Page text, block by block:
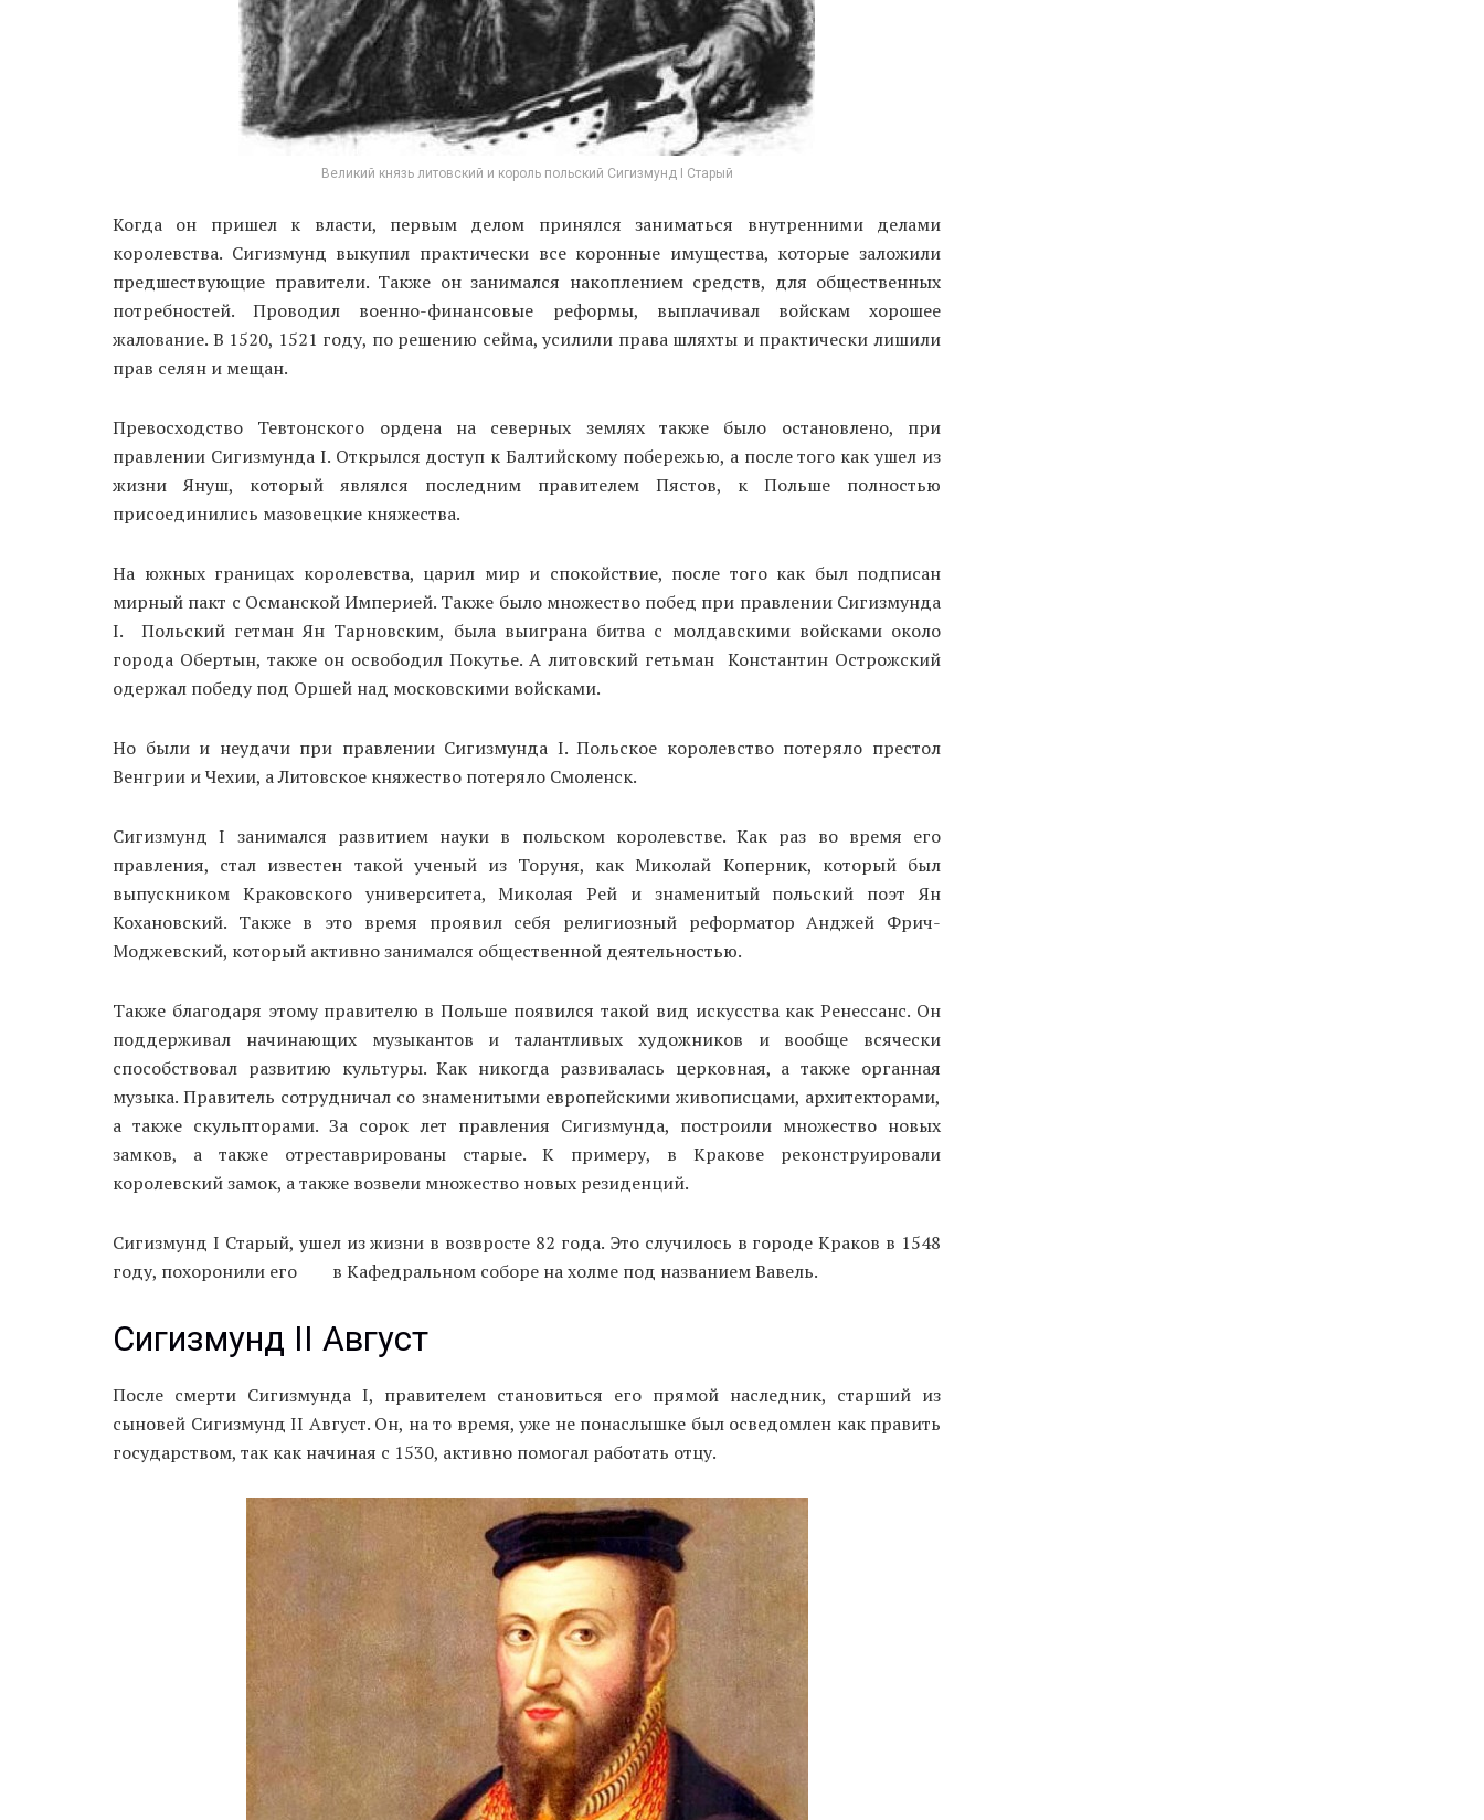
Великий князь литовский и король польский Сигизмунд I Старый
Когда он пришел к власти, первым делом принялся заниматься внутренними делами
королевства. Сигизмунд выкупил практически все коронные имущества, которые заложили
предшествующие правители. Также он занимался накоплением средств, для общественных
потребностей. Проводил военно-финансовые реформы, выплачивал войскам хорошее
жалование. В 1520, 1521 году, по решению сейма, усилили права шляхты и практически лишили
прав селян и мещан.
Превосходство Тевтонского ордена на северных землях также было остановлено, при
правлении Сигизмунда I. Открылся доступ к Балтийскому побережью, а после того как ушел из
жизни Януш, который являлся последним правителем Пястов, к Польше полностью
присоединились мазовецкие княжества.
На южных границах королевства, царил мир и спокойствие, после того как был подписан
мирный пакт с Османской Империей. Также было множество побед при правлении Сигизмунда
I. Польский гетман Ян Тарновским, была выиграна битва с молдавскими войсками около
города Обертын, также он освободил Покутье. А литовский гетьман Константин Острожский
одержал победу под Оршей над московскими войсками.
Но были и неудачи при правлении Сигизмунда I. Польское королевство потеряло престол
Венгрии и Чехии, а Литовское княжество потеряло Смоленск.
Сигизмунд I занимался развитием науки в польском королевстве. Как раз во время его
правления, стал известен такой ученый из Торуня, как Миколай Коперник, который был
выпускником Краковского университета, Миколая Рей и знаменитый польский поэт Ян
Кохановский. Также в это время проявил себя религиозный реформатор Анджей Фрич-
Моджевский, который активно занимался общественной деятельностью.
Также благодаря этому правителю в Польше появился такой вид искусства как Ренессанс. Он
поддерживал начинающих музыкантов и талантливых художников и вообще всячески
способствовал развитию культуры. Как никогда развивалась церковная, а также органная
музыка. Правитель сотрудничал со знаменитыми европейскими живописцами, архитекторами,
а также скульпторами. За сорок лет правления Сигизмунда, построили множество новых
замков, а также отреставрированы старые. К примеру, в Кракове реконструировали
королевский замок, а также возвели множество новых резиденций.
Сигизмунд I Старый, ушел из жизни в возвросте 82 года. Это случилось в городе Краков в 1548
году, похоронили его в Кафедральном соборе на холме под названием Вавель.
Сигизмунд II Август
После смерти Сигизмунда I, правителем становиться его прямой наследник, старший из
сыновей Сигизмунд II Август. Он, на то время, уже не понаслышке был осведомлен как править
государством, так как начиная с 1530, активно помогал работать отцу.